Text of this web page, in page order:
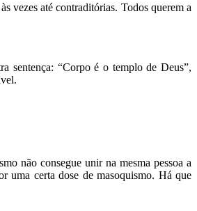
vezes até contraditórias. Todos querem a
sentença: “Corpo é o templo de Deus”,
não consegue unir na mesma pessoa a
uma certa dose de masoquismo. Há que